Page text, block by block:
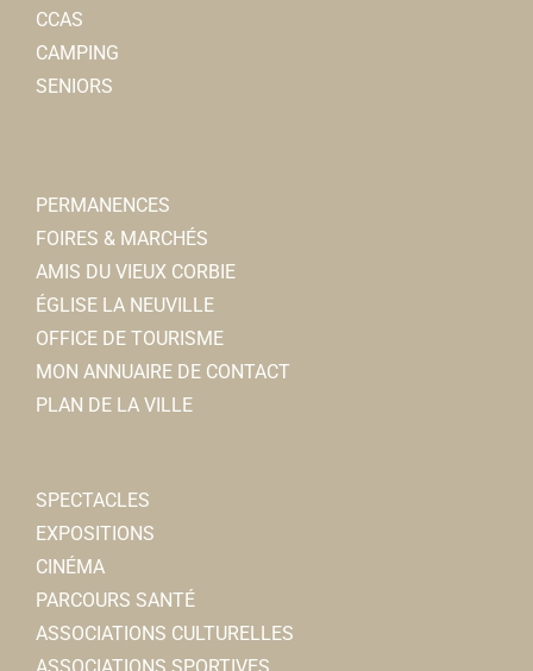
CCAS
CAMPING
SENIORS
PERMANENCES
FOIRES & MARCHÉS
AMIS DU VIEUX CORBIE
ÉGLISE LA NEUVILLE
OFFICE DE TOURISME
MON ANNUAIRE DE CONTACT
PLAN DE LA VILLE
SPECTACLES
EXPOSITIONS
CINÉMA
PARCOURS SANTÉ
ASSOCIATIONS CULTURELLES